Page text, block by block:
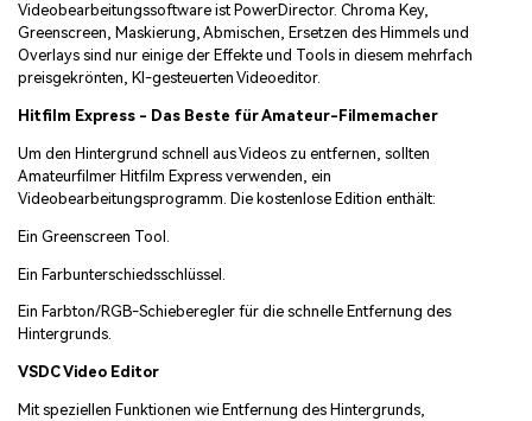
Videobearbeitungssoftware ist PowerDirector. Chroma Key,
Greenscreen, Maskierung, Abmischen, Ersetzen des Himmels und
Overlays sind nur einige der Effekte und Tools in diesem mehrfach
preisgekrönten, KI-gesteuerten Videoeditor.
Hitfilm Express - Das Beste für Amateur-Filmemacher
Um den Hintergrund schnell aus Videos zu entfernen, sollten
Amateurfilmer Hitfilm Express verwenden, ein
Videobearbeitungsprogramm. Die kostenlose Edition enthält:
Ein Greenscreen Tool.
Ein Farbunterschiedsschlüssel.
Ein Farbton/RGB-Schieberegler für die schnelle Entfernung des
Hintergrunds.
VSDC Video Editor
Mit speziellen Funktionen wie Entfernung des Hintergrunds,